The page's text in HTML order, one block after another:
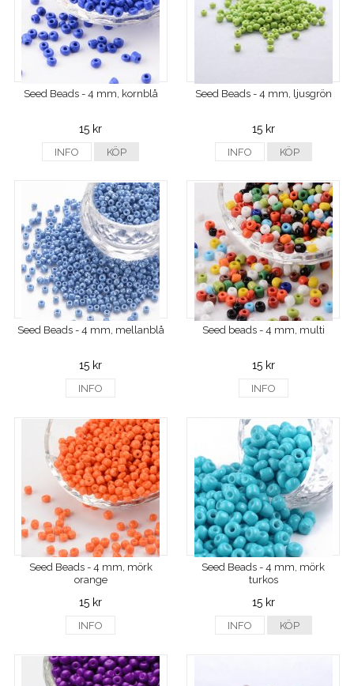
Seed Beads - 4 mm, kornblå
15 kr
INFO KÖP
Seed Beads - 4 mm, ljusgrön
15 kr
INFO KÖP
Seed Beads - 4 mm, mellanblå
15 kr
INFO
Seed beads - 4 mm, multi
15 kr
INFO
Seed Beads - 4 mm, mörk
orange
15 kr
INFO
Seed Beads - 4 mm, mörk
turkos
15 kr
INFO KÖP